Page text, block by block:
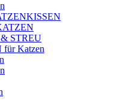
STREU
Katzen